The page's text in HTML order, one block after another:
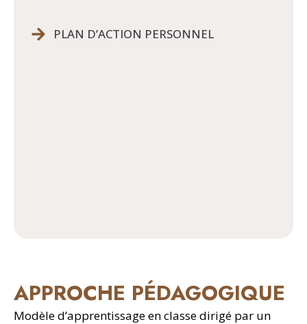
PLAN D’ACTION PERSONNEL
APPROCHE PÉDAGOGIQUE
Modèle d’apprentissage en classe dirigé par un